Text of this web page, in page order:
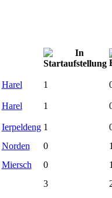
Harel 1
Harel 1
Ierpeldeng 1
Norden 0
Miersch 0
3